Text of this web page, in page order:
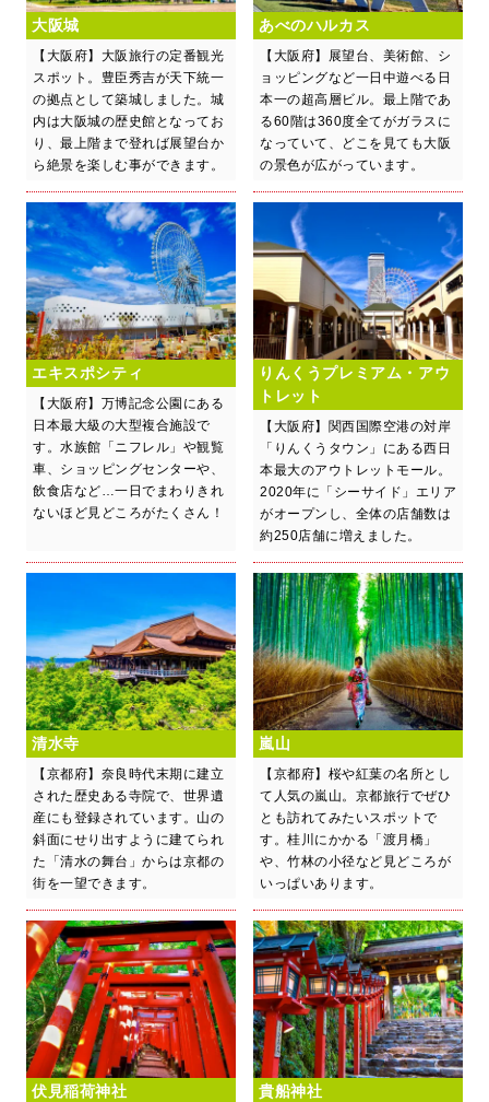
大阪城
【大阪府】大阪旅行の定番観光
スポット。豊臣秀吉が天下統一
の拠点として築城しました。城
内は大阪城の歴史館となってお
り、最上階まで登れば展望台か
ら絶景を楽しむ事ができます。
あべのハルカス
【大阪府】展望台、美術館、シ
ョッピングなど一日中遊べる日
本一の超高層ビル。最上階であ
る60階は360度全てがガラスに
なっていて、どこを見ても大阪
の景色が広がっています。
エキスポシティ
【大阪府】万博記念公園にある
日本最大級の大型複合施設で
す。水族館「ニフレル」や観覧
車、ショッピングセンターや、
飲食店など…一日でまわりきれ
ないほど見どころがたくさん！
りんくうプレミアム・アウ
トレット
【大阪府】関西国際空港の対岸
「りんくうタウン」にある西日
本最大のアウトレットモール。
2020年に「シーサイド」エリア
がオープンし、全体の店舗数は
約250店舗に増えました。
清水寺
【京都府】奈良時代末期に建立
された歴史ある寺院で、世界遺
産にも登録されています。山の
斜面にせり出すように建てられ
た「清水の舞台」からは京都の
街を一望できます。
嵐山
【京都府】桜や紅葉の名所とし
て人気の嵐山。京都旅行でぜひ
とも訪れてみたいスポットで
す。桂川にかかる「渡月橋」
や、竹林の小径など見どころが
いっぱいあります。
伏見稲荷神社 貴船神社